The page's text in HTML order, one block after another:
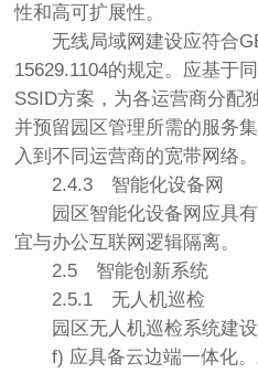
性和高可扩展性。
无线局域网建设应符合
15629.1104的规定。应基于
SSID方案，为各运营商分配
并预留园区管理所需的服务
入到不同运营商的宽带网络。
2.4.3 智能化设备网
园区智能化设备网应具有
宜与办公互联网逻辑隔离。
2.5 智能创新系统
2.5.1 无人机巡检
园区无人机巡检系统建设
f) 应具备云边端一体化。